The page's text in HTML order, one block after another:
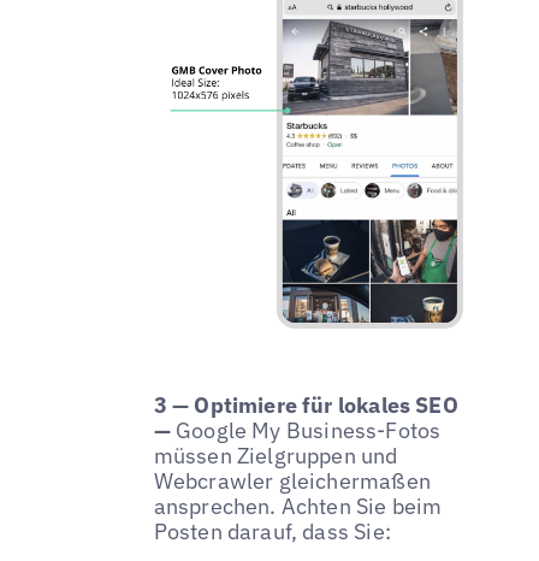
3 — Optimiere für lokales SEO
— Google My Business-Fotos
müssen Zielgruppen und
Webcrawler gleichermaßen
ansprechen. Achten Sie beim
Posten darauf, dass Sie: